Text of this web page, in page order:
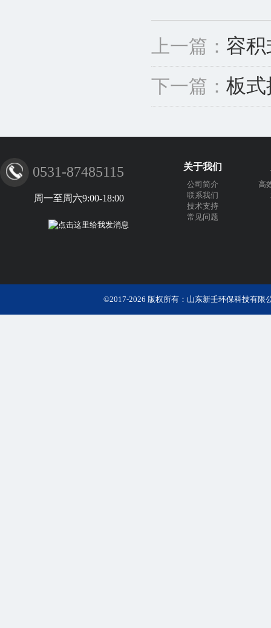
上一篇： 容
下一篇： 板
0531-87485115
周一至周六9:00-18:00
关于我们
公司简介
联系我们
技术支持
常见问题
高
©2017-2026 版权所有：山东新壬环保科技有